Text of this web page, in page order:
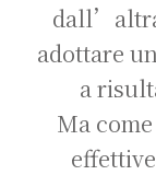
adottare
a
Ma